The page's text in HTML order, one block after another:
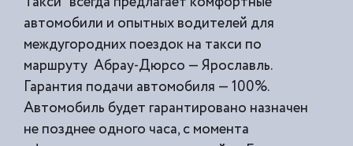
автомобили и опытных водителей для
междугородних поездок на такси по
маршруту Абрау-Дюрсо — Ярославль.
Гарантия подачи автомобиля — 100%.
Автомобиль будет гарантировано назначен
не позднее одного часа, с момента